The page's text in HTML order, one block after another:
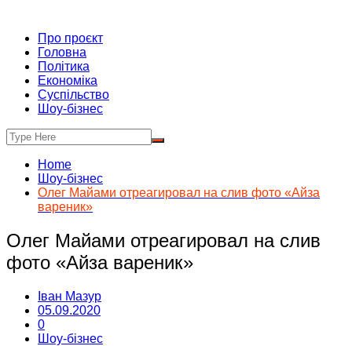
Про проєкт
Головна
Політика
Економіка
Суспільство
Шоу-бізнес
Home
Шоу-бізнес
Олег Майами отреагировал на слив фото «Айза
вареник»
Олег Майами отреагировал на слив
фото «Айза вареник»
Іван Мазур
05.09.2020
0
Шоу-бізнес